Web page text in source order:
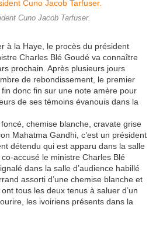
Cuno Jacob Tarfuser.
à la Haye, le procès du président
Charles Blé Goudé va connaître
prochain. Après plusieurs jours
de rebondissement, le premier
donc fin sur une note amère pour
de ses témoins évanouis dans la
chemise blanche, cravate grise
Mahatma Gandhi, c’est un président
détendu qui est apparu dans la salle
accusé le ministre Charles Blé
dans la salle d’audience habillé
assorti d’une chemise blanche et
tous les deux tenus à saluer d’un
les ivoiriens présents dans la